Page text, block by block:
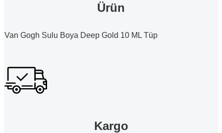
Ürün
Van Gogh Sulu Boya Deep Gold 10 ML Tüp
Kargo